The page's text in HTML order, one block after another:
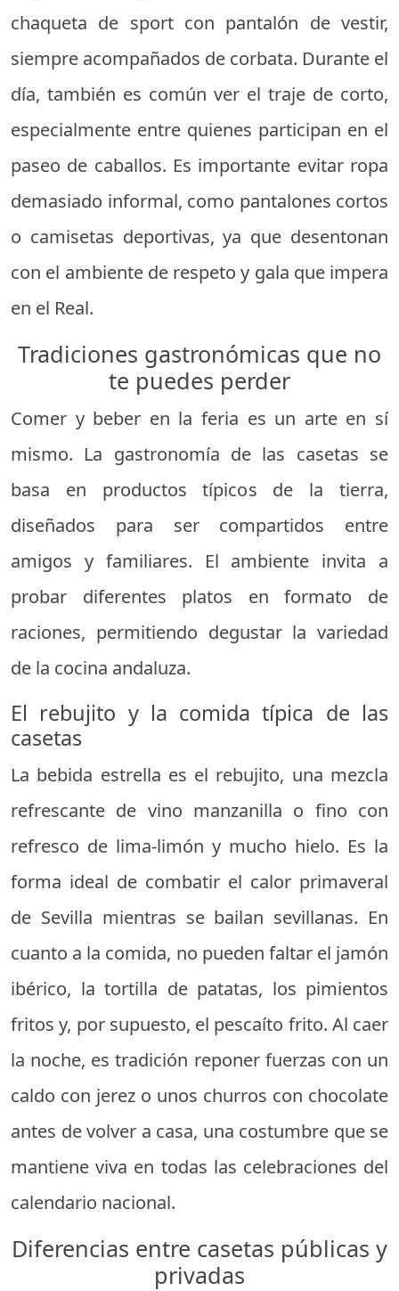
chaqueta de sport con pantalón de vestir,
siempre acompañados de corbata. Durante el
día, también es común ver el traje de corto,
especialmente entre quienes participan en el
paseo de caballos. Es importante evitar ropa
demasiado informal, como pantalones cortos
o camisetas deportivas, ya que desentonan
con el ambiente de respeto y gala que impera
en el Real.
Tradiciones gastronómicas que no
te puedes perder
Comer y beber en la feria es un arte en sí
mismo. La gastronomía de las casetas se
basa en productos típicos de la tierra,
diseñados para ser compartidos entre
amigos y familiares. El ambiente invita a
probar diferentes platos en formato de
raciones, permitiendo degustar la variedad
de la cocina andaluza.
El rebujito y la comida típica de las
casetas
La bebida estrella es el rebujito, una mezcla
refrescante de vino manzanilla o fino con
refresco de lima-limón y mucho hielo. Es la
forma ideal de combatir el calor primaveral
de Sevilla mientras se bailan sevillanas. En
cuanto a la comida, no pueden faltar el jamón
ibérico, la tortilla de patatas, los pimientos
fritos y, por supuesto, el pescaíto frito. Al caer
la noche, es tradición reponer fuerzas con un
caldo con jerez o unos churros con chocolate
antes de volver a casa, una costumbre que se
mantiene viva en todas las celebraciones del
calendario nacional.
Diferencias entre casetas públicas y
privadas